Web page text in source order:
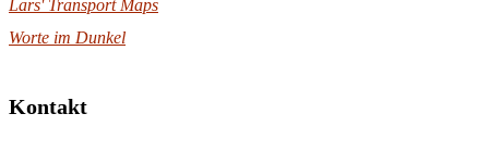
Lars' Transport Maps
Worte im Dunkel
Kontakt